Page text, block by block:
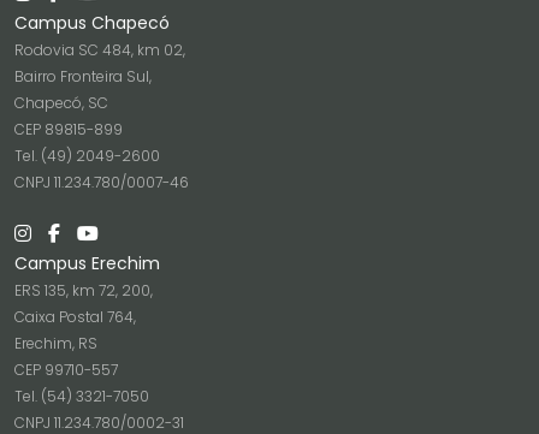
Campus Chapecó
Rodovia SC 484, km 02,
Bairro Fronteira Sul,
Chapecó, SC
CEP 89815-899
Tel. (49) 2049-2600
CNPJ 11.234.780/0007-46
Campus Erechim
ERS 135, km 72, 200,
Caixa Postal 764,
Erechim, RS
CEP 99710-557
Tel. (54) 3321-7050
CNPJ 11.234.780/0002-31